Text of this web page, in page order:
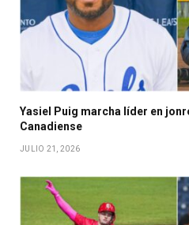
Yasiel Puig marcha líder en
Canadiense
JULIO 21, 2026